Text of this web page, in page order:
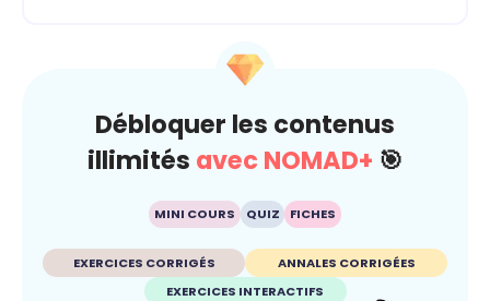
Débloquer les contenus
illimités avec NOMAD+ 🎯
MINI COURS QUIZ FICHES
EXERCICES CORRIGÉS
ANNALES CORRIGÉES
EXERCICES INTERACTIFS